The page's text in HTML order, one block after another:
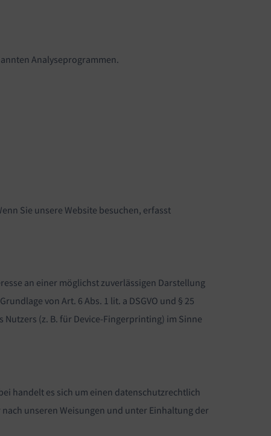
Analyseprogrammen.
Sie unsere Website besuchen, erfasst
an einer möglichst zuverlässigen Darstellung
von Art. 6 Abs. 1 lit. a DSGVO und § 25
(z. B. für Device-Fingerprinting) im Sinne
handelt es sich um einen datenschutzrechtlich
unseren Weisungen und unter Einhaltung der